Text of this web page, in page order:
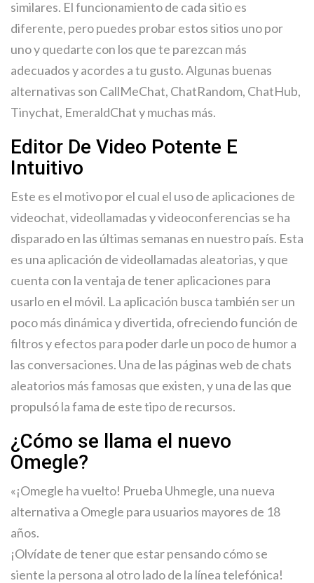
similares. El funcionamiento de cada sitio es
diferente, pero puedes probar estos sitios uno por
uno y quedarte con los que te parezcan más
adecuados y acordes a tu gusto. Algunas buenas
alternativas son CallMeChat, ChatRandom, ChatHub,
Tinychat, EmeraldChat y muchas más.
Editor De Video Potente E
Intuitivo
Este es el motivo por el cual el uso de aplicaciones de
videochat, videollamadas y videoconferencias se ha
disparado en las últimas semanas en nuestro país. Esta
es una aplicación de videollamadas aleatorias, y que
cuenta con la ventaja de tener aplicaciones para
usarlo en el móvil. La aplicación busca también ser un
poco más dinámica y divertida, ofreciendo función de
filtros y efectos para poder darle un poco de humor a
las conversaciones. Una de las páginas web de chats
aleatorios más famosas que existen, y una de las que
propulsó la fama de este tipo de recursos.
¿Cómo se llama el nuevo
Omegle?
«¡Omegle ha vuelto! Prueba Uhmegle, una nueva
alternativa a Omegle para usuarios mayores de 18
años.
¡Olvídate de tener que estar pensando cómo se
siente la persona al otro lado de la línea telefónica!